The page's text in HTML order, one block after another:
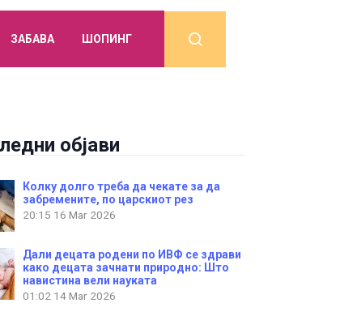
ЗАБАВА ШОПИНГ
објави
Колку долго треба да чекате за да
забремените, по царскиот рез
20:15 16 Mar 2026
Дали децата родени по ИВФ се здрави
како децата зачнати природно: Што
навистина вели науката
01:02 14 Mar 2026